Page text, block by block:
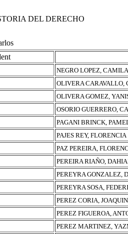
DEL DERECHO
NEGRO LOPEZ, CAMILA
OLIVERA CARAVALLO,
OLIVERA GOMEZ,
OSORIO GUERRERO,
PAGANI BRINCK,
PAJES REY, FLORENCIA
PAZ PEREIRA,
PEREIRA RIAÑO,
PEREYRA GONZALEZ,
PEREYRA SOSA,
PEREZ CORIA,
PEREZ FIGUEROA,
PEREZ MARTINEZ,